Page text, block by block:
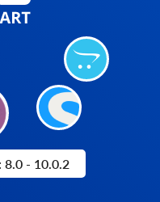
8.0 - 10.0.2